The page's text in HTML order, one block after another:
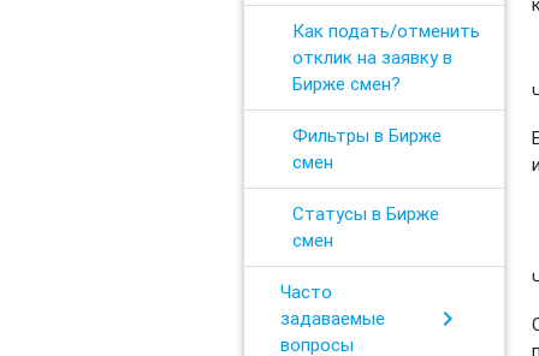
Как подать/отменить
отклик на заявку в
Бирже смен?
Фильтры в Бирже
смен
Статусы в Бирже
смен
Часто
задаваемые
вопросы
chevron_right